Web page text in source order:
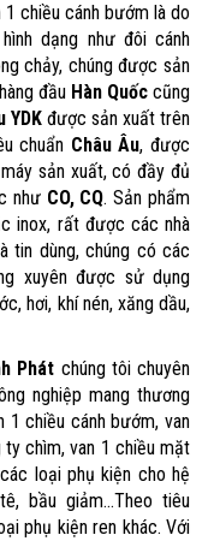
chiều cánh bướm là do
dạng như đôi cánh
chảy, chúng được sản
đầu Hàn Quốc cũng
YDK được sản xuất trên
chuẩn Châu Âu, được
sản xuất, có đầy đủ
như CO, CQ. Sản phẩm
inox, rất được các nhà
tin dùng, chúng có các
xuyên được sử dụng
hơi, khí nén, xăng dầu,
Phát chúng tôi chuyên
nghiệp mang thương
1 chiều cánh bướm, van
chìm, van 1 chiều mặt
loại phụ kiện cho hệ
bầu giảm...Theo tiêu
phụ kiện ren khác. Với